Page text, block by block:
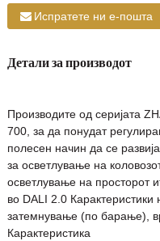
Испратете ни е-пошта
Детали за производот
Производите од серијата
700, за да понудат
полесен начин да се
за осветлување на
осветлување на просторот
во DALI 2.0
затемнување (по барање),
Карактеристика